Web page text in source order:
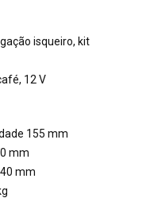
isqueiro, kit
12 V
155 mm
mm
mm